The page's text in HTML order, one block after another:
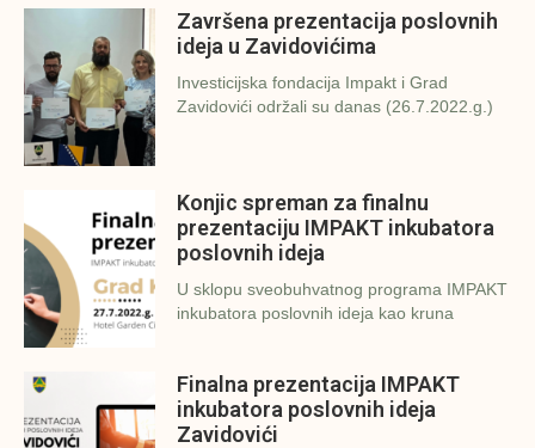
Završena prezentacija poslovnih
ideja u Zavidovićima
Investicijska fondacija Impakt i Grad
Zavidovići održali su danas (26.7.2022.g.)
Konjic spreman za finalnu
prezentaciju IMPAKT inkubatora
poslovnih ideja
U sklopu sveobuhvatnog programa IMPAKT
inkubatora poslovnih ideja kao kruna
Finalna prezentacija IMPAKT
inkubatora poslovnih ideja
Zavidovići